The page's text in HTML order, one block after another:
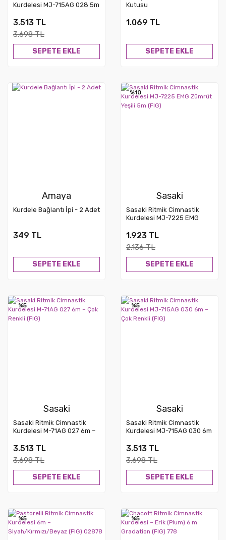
Kurdelesi MJ-715AG 028 5m
3.513 TL
3.698 TL
SEPETE EKLE
Kutusu
1.069 TL
SEPETE EKLE
Amaya
Kurdele Bağlantı İpi - 2 Adet
349 TL
SEPETE EKLE
%10
Sasaki
Sasaki Ritmik Cimnastik
Kurdelesi MJ-7225 EMG
1.923 TL
2.136 TL
SEPETE EKLE
%5
Sasaki
Sasaki Ritmik Cimnastik
Kurdelesi M-71AG 027 6m –
3.513 TL
3.698 TL
SEPETE EKLE
%5
Sasaki
Sasaki Ritmik Cimnastik
Kurdelesi MJ-715AG 030 6m
3.513 TL
3.698 TL
SEPETE EKLE
%5 %5